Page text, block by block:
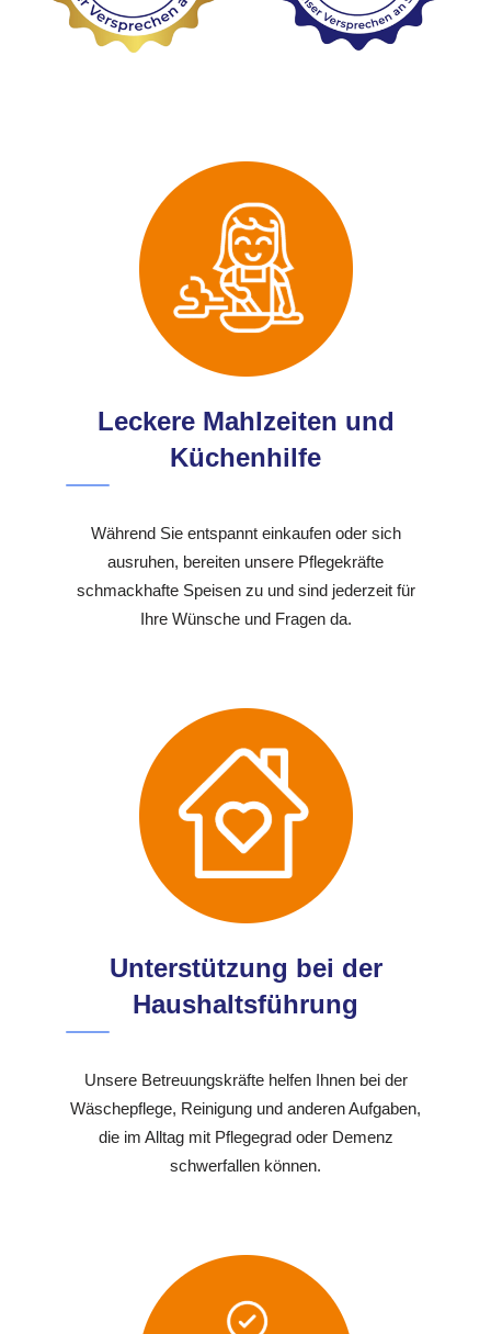
Leckere Mahlzeiten und
Küchenhilfe
Während Sie entspannt einkaufen oder sich
ausruhen, bereiten unsere Pflegekräfte
schmackhafte Speisen zu und sind jederzeit für
Ihre Wünsche und Fragen da.
Unterstützung bei der
Haushaltsführung
Unsere Betreuungskräfte helfen Ihnen bei der
Wäschepflege, Reinigung und anderen Aufgaben,
die im Alltag mit Pflegegrad oder Demenz
schwerfallen können.